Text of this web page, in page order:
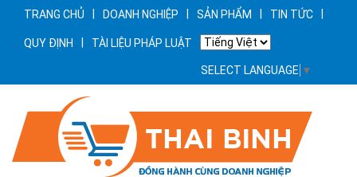
TRANG CHỦ DOANH NGHIỆP SẢN PHẨM TIN TỨC
QUY ĐỊNH TÀI LIỆU PHÁP LUẬT
SELECT LANGUAGE ▼